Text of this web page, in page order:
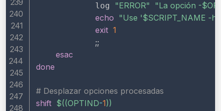
            log
"ERROR" "La opción -
echo "Use '$SCRIPT_NAME -h'
exit 1
;;
esac
done
# Desplazar opciones procesadas
shift $((OPTIND-1))